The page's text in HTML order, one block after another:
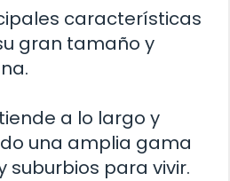
características
gran tamaño y
a lo largo y
una amplia gama
suburbios para vivir.